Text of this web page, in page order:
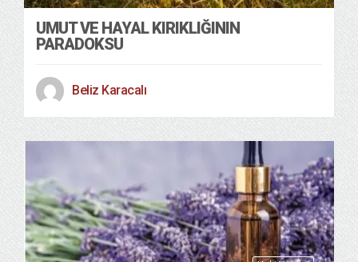
UMUT VE HAYAL KIRIKLIĞININ
PARADOKSU
Beliz Karacalı